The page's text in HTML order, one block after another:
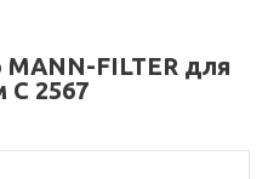
FILTER для
2567